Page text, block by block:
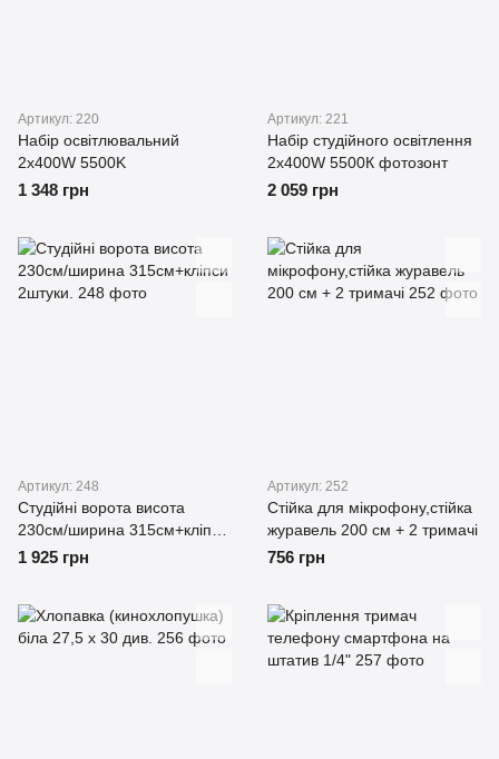
Артикул: 220
Набір освітлювальний
2x400W 5500K
1 348 грн
Артикул: 221
Набір студійного освітлення
2х400W 5500К фотозонт
2 059 грн
Артикул: 248
Студійні ворота висота
230см/ширина 315см+кліпси
2штуки.
1 925 грн
Артикул: 252
Стійка для мікрофону,стійка
журавель 200 см + 2 тримачі
756 грн